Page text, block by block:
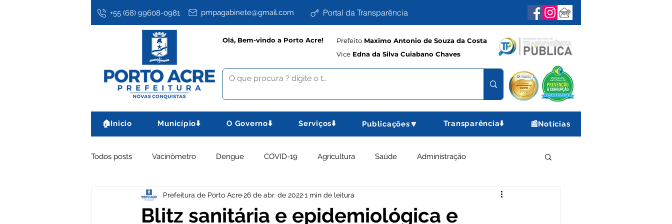
+55 (68) 99608-0981 pmpagabinete@gmail.com Portal da Transparência
Olá, Bem-vindo a Porto Acre! Prefeito Maximo Antonio de Souza da Costa
Vice Edna da Silva Cuiabano Chaves
🏠Inicio Município⬇️ O Governo⬇️ Serviços⬇️ Publicações🔽 Transparência⬇️ 📰Notícias
Todos posts Vacinômetro Dengue COVID-19 Agricultura Saúde Administração
Assistência Social Datas comemorativas Educação e Cultura Gabinete
Blitz sanitária e epidemiológica e
Prefeitura de Porto Acre26 de abr. de 20221 min de leitura